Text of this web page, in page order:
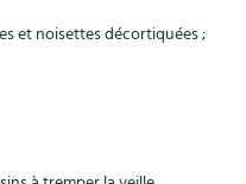
et noisettes décortiquées ;